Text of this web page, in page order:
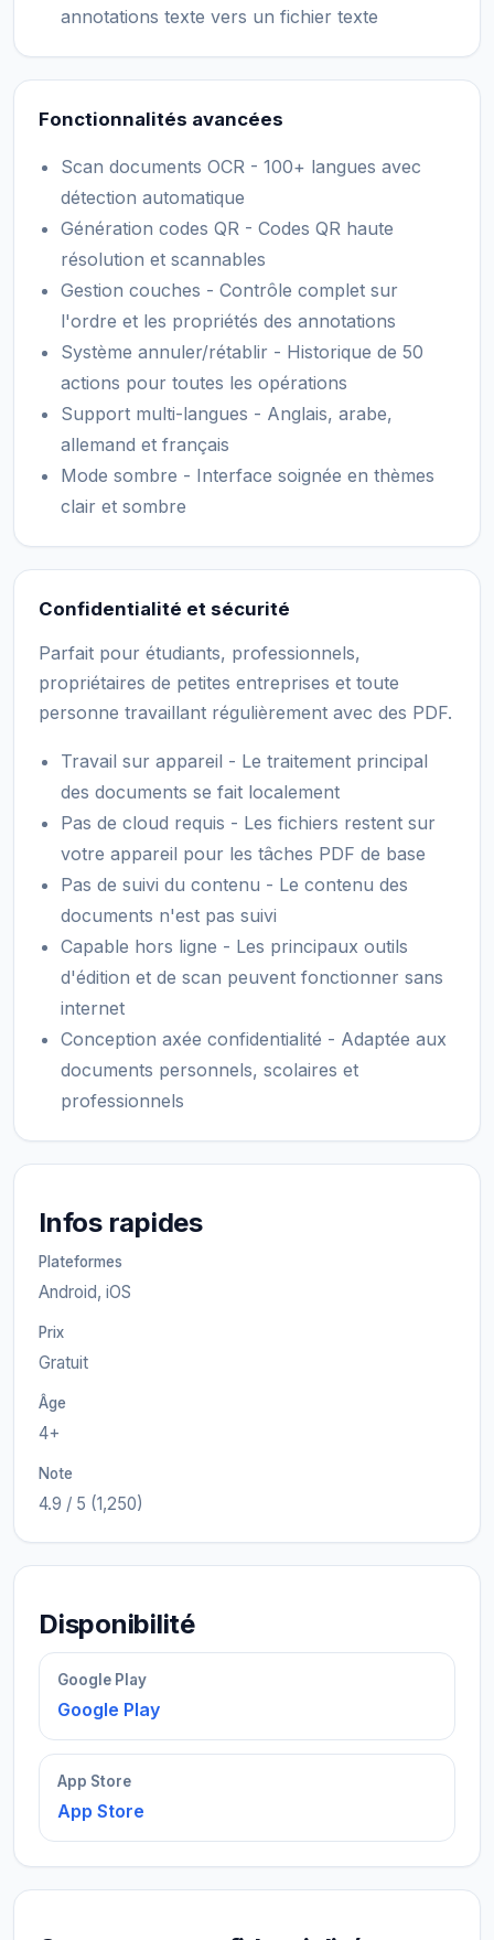
annotations texte vers un fichier texte
Fonctionnalités avancées
Scan documents OCR - 100+ langues avec
détection automatique
Génération codes QR - Codes QR haute
résolution et scannables
Gestion couches - Contrôle complet sur
l'ordre et les propriétés des annotations
Système annuler/rétablir - Historique de 50
actions pour toutes les opérations
Support multi-langues - Anglais, arabe,
allemand et français
Mode sombre - Interface soignée en thèmes
clair et sombre
Confidentialité et sécurité
Parfait pour étudiants, professionnels,
propriétaires de petites entreprises et toute
personne travaillant régulièrement avec des PDF.
Travail sur appareil - Le traitement principal
des documents se fait localement
Pas de cloud requis - Les fichiers restent sur
votre appareil pour les tâches PDF de base
Pas de suivi du contenu - Le contenu des
documents n'est pas suivi
Capable hors ligne - Les principaux outils
d'édition et de scan peuvent fonctionner sans
internet
Conception axée confidentialité - Adaptée aux
documents personnels, scolaires et
professionnels
Infos rapides
Plateformes
Android, iOS
Prix
Gratuit
Âge
4+
Note
4.9 / 5 (1,250)
Disponibilité
Google Play
Google Play
App Store
App Store